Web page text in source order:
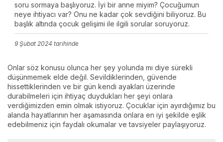
soru sormaya başlıyoruz. İyi bir anne miyim? Çocuğumun
neye ihtiyacı var? Onu ne kadar çok sevdiğini biliyoruz. Bu
başlık altında çocuk gelişimi ile ilgili sorular soruyoruz.
9 Şubat 2024 tarihinde
Onlar söz konusu olunca her şey yolunda mı diye sürekli
düşünmemek elde değil. Sevildiklerinden, güvende
hissettiklerinden ve bir gün kendi ayakları üzerinde
durabilmeleri için ihtiyaç duydukları her şeyi onlara
verdiğimizden emin olmak istiyoruz. Çocuklar için ayırdığımız bu
alanda hayatlarının her aşamasında onlara en iyi şekilde eşlik
edebilmeniz için faydalı okumalar ve tavsiyeler paylaşıyoruz.